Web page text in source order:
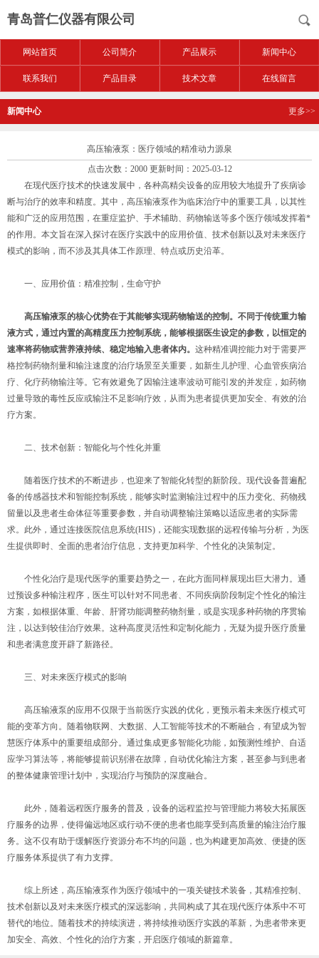
青岛普仁仪器有限公司
网站首页 公司简介 产品展示 新闻中心
联系我们 产品目录 技术文章 在线留言
新闻中心 更多>>
高压输液泵：医疗领域的精准动力源泉
点击次数：2000 更新时间：2025-03-12
在现代医疗技术的快速发展中，各种高精尖设备的应用较大地提升了疾病诊
断与治疗的效率和精度。其中，高压输液泵作为临床治疗中的重要工具，以其性
能和广泛的应用范围，在重症监护、手术辅助、药物输送等多个医疗领域发挥着*
的作用。本文旨在深入探讨在医疗实践中的应用价值、技术创新以及对未来医疗
模式的影响，而不涉及其具体工作原理、特点或历史沿革。
一、应用价值：精准控制，生命守护
高压输液泵的核心优势在于其能够实现药物输送的控制。不同于传统重力输
液方式，通过内置的高精度压力控制系统，能够根据医生设定的参数，以恒定的
速率将药物或营养液持续、稳定地输入患者体内。 这种精准调控能力对于需要严
格控制药物剂量和输注速度的治疗场景至关重要，如新生儿护理、心血管疾病治
疗、化疗药物输注等。它有效避免了因输注速率波动可能引发的并发症，如药物
过量导致的毒性反应或输注不足影响疗效，从而为患者提供更加安全、有效的治
疗方案。
二、技术创新：智能化与个性化并重
随着医疗技术的不断进步，也迎来了智能化转型的新阶段。现代设备普遍配
备的传感器技术和智能控制系统，能够实时监测输注过程中的压力变化、药物残
留量以及患者生命体征等重要参数，并自动调整输注策略以适应患者的实际需
求。此外，通过连接医院信息系统(HIS)，还能实现数据的远程传输与分析，为医
生提供即时、全面的患者治疗信息，支持更加科学、个性化的决策制定。
个性化治疗是现代医学的重要趋势之一，在此方面同样展现出巨大潜力。通
过预设多种输注程序，医生可以针对不同患者、不同疾病阶段制定个性化的输注
方案，如根据体重、年龄、肝肾功能调整药物剂量，或是实现多种药物的序贯输
注，以达到较佳治疗效果。这种高度灵活性和定制化能力，无疑为提升医疗质量
和患者满意度开辟了新路径。
三、对未来医疗模式的影响
高压输液泵的应用不仅限于当前医疗实践的优化，更预示着未来医疗模式可
能的变革方向。随着物联网、大数据、人工智能等技术的不断融合，有望成为智
慧医疗体系中的重要组成部分。通过集成更多智能化功能，如预测性维护、自适
应学习算法等，将能够提前识别潜在故障，自动优化输注方案，甚至参与到患者
的整体健康管理计划中，实现治疗与预防的深度融合。
此外，随着远程医疗服务的普及，设备的远程监控与管理能力将较大拓展医
疗服务的边界，使得偏远地区或行动不便的患者也能享受到高质量的输注治疗服
务。这不仅有助于缓解医疗资源分布不均的问题，也为构建更加高效、便捷的医
疗服务体系提供了有力支撑。
综上所述，高压输液泵作为医疗领域中的一项关键技术装备，其精准控制、
技术创新以及对未来医疗模式的深远影响，共同构成了其在现代医疗体系中不可
替代的地位。随着技术的持续演进，将持续推动医疗实践的革新，为患者带来更
加安全、高效、个性化的治疗方案，开启医疗领域的新篇章。